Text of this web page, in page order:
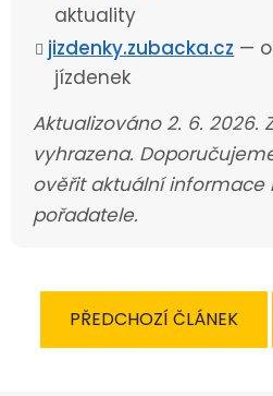
aktuality
jizdenky.zubacka.cz —
jízdenek
Aktualizováno 2. 6. 2026.
vyhrazena.
ověřit aktuální informace
pořadatele.
PŘEDCHOZÍ ČLÁNEK